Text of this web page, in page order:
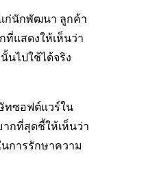
ก่นักพัฒนา ลูกค้า
แสดงให้เห็นว่า
นไปใช้ได้จริง
ทซอฟต์แวร์ใน
กที่สุดชี้ให้เห็นว่า
การรักษาความ